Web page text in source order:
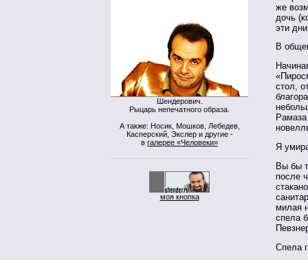
Шендерович.
Рыцарь непечатного образа.
А также: Носик, Мошков, Лебедев,
Касперский, Экслер и другие -
в галерее «Человеки»
моя кнопка
же
дочь
эти
В
стол,
Я
Вы бы
после
милая
спела
Спела